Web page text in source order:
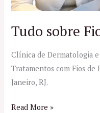
Tudo sobre
Clínica de Dermatologia
Tratamentos com Fios de
Janeiro, RJ.
Read More »